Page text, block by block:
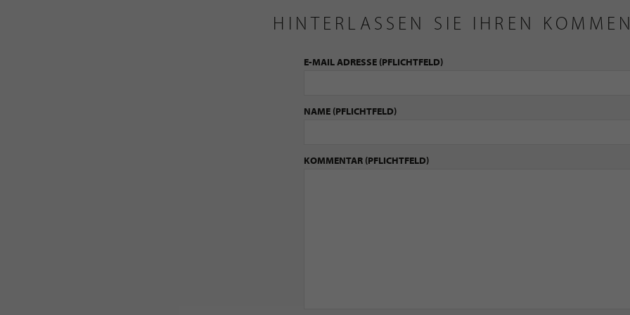
HINTERLASSEN SIE IHREN
E-MAIL ADRESSE (PFLICHTFELD)
NAME (PFLICHTFELD)
KOMMENTAR (PFLICHTFELD)